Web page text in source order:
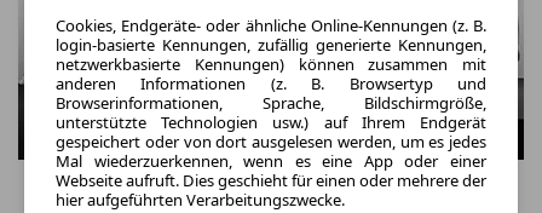
Cookies, Endgeräte- oder ähnliche Online-Kennungen (z. B.
login-basierte Kennungen, zufällig generierte Kennungen,
netzwerkbasierte Kennungen) können zusammen mit
anderen Informationen (z. B. Browsertyp und
Browserinformationen, Sprache, Bildschirmgröße,
unterstützte Technologien usw.) auf Ihrem Endgerät
gespeichert oder von dort ausgelesen werden, um es jedes
Mal wiederzuerkennen, wenn es eine App oder einer
Webseite aufruft. Dies geschieht für einen oder mehrere der
hier aufgeführten Verarbeitungszwecke.